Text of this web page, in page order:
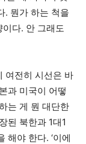
. 뭔가 하는 척을
다. 안 그래도
여전히 시선은 바
과 미국이 어떻
는 게 뭔 대단한
된 북한과 1대1
해야 한다. ‘이에